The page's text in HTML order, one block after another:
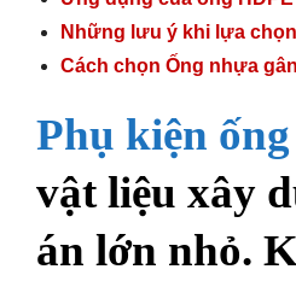
Những lưu ý khi lựa
Cách chọn Ống nhựa
Phụ kiện
vật liệu xây
án lớn nhỏ.